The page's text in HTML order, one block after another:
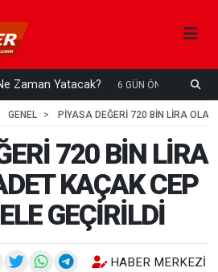
Zaman Yatacak? 6 GÜN ÖNCE
GENEL PİYASA DEĞERİ 720 BİN LİRA
720 BİN LİRA
KAÇAK CEP
GEÇİRİLDİ
HABER MERKEZI